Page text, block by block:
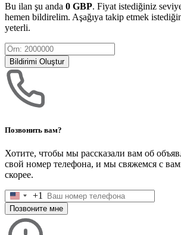
Bu ilan şu anda 0 GBP. Fiyat istediğiniz
hemen bildirelim. Aşağıya takip etmek
yeterli.
Bildirimi Oluştur
Позвонить вам?
Хотите, чтобы мы рассказали вам об
свой номер телефона, и мы свяжемся с
скорее.
United
States
+1
+1
Позвоните мне